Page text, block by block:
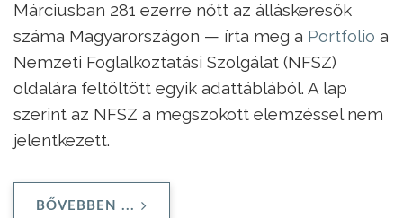
Márciusban 281 ezerre nőtt az álláskeresők
száma Magyarországon — írta meg a Portfolio a
Nemzeti Foglalkoztatási Szolgálat (NFSZ)
oldalára feltöltött egyik adattáblából. A lap
szerint az NFSZ a megszokott elemzéssel nem
jelentkezett.
BŐVEBBEN ...